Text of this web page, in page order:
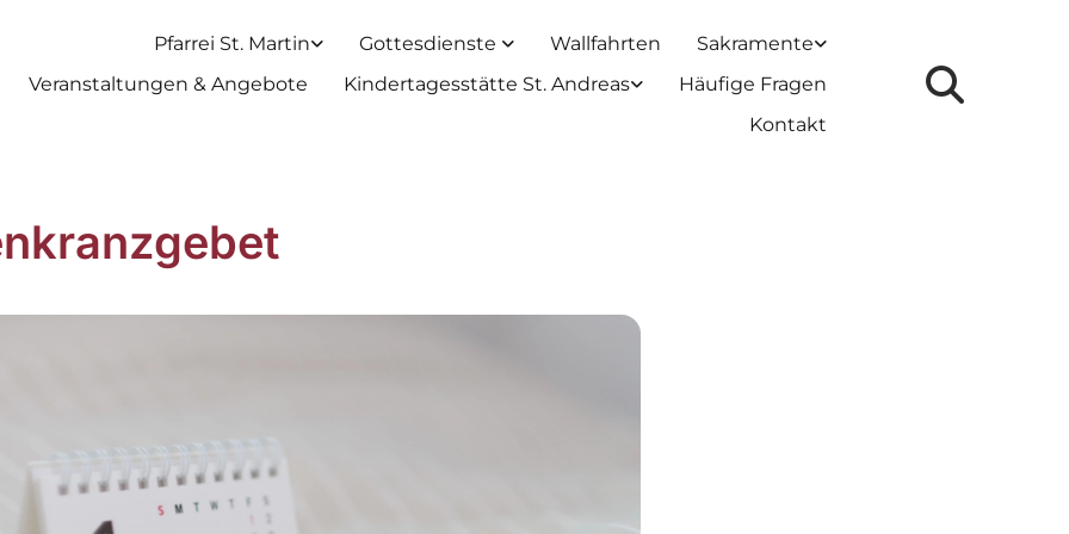
Pfarrei St. Martin Gottesdienste Wallfahrten
Sakramente
Veranstaltungen & Angebote
Kindertagesstätte St. Andreas
Häufige Fragen
Kontakt